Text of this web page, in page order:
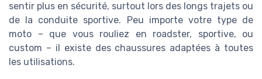
sentir plus en sécurité, surtout lors des longs trajets ou
de la conduite sportive. Peu importe votre type de
moto – que vous rouliez en roadster, sportive, ou
custom – il existe des chaussures adaptées à toutes
les utilisations.